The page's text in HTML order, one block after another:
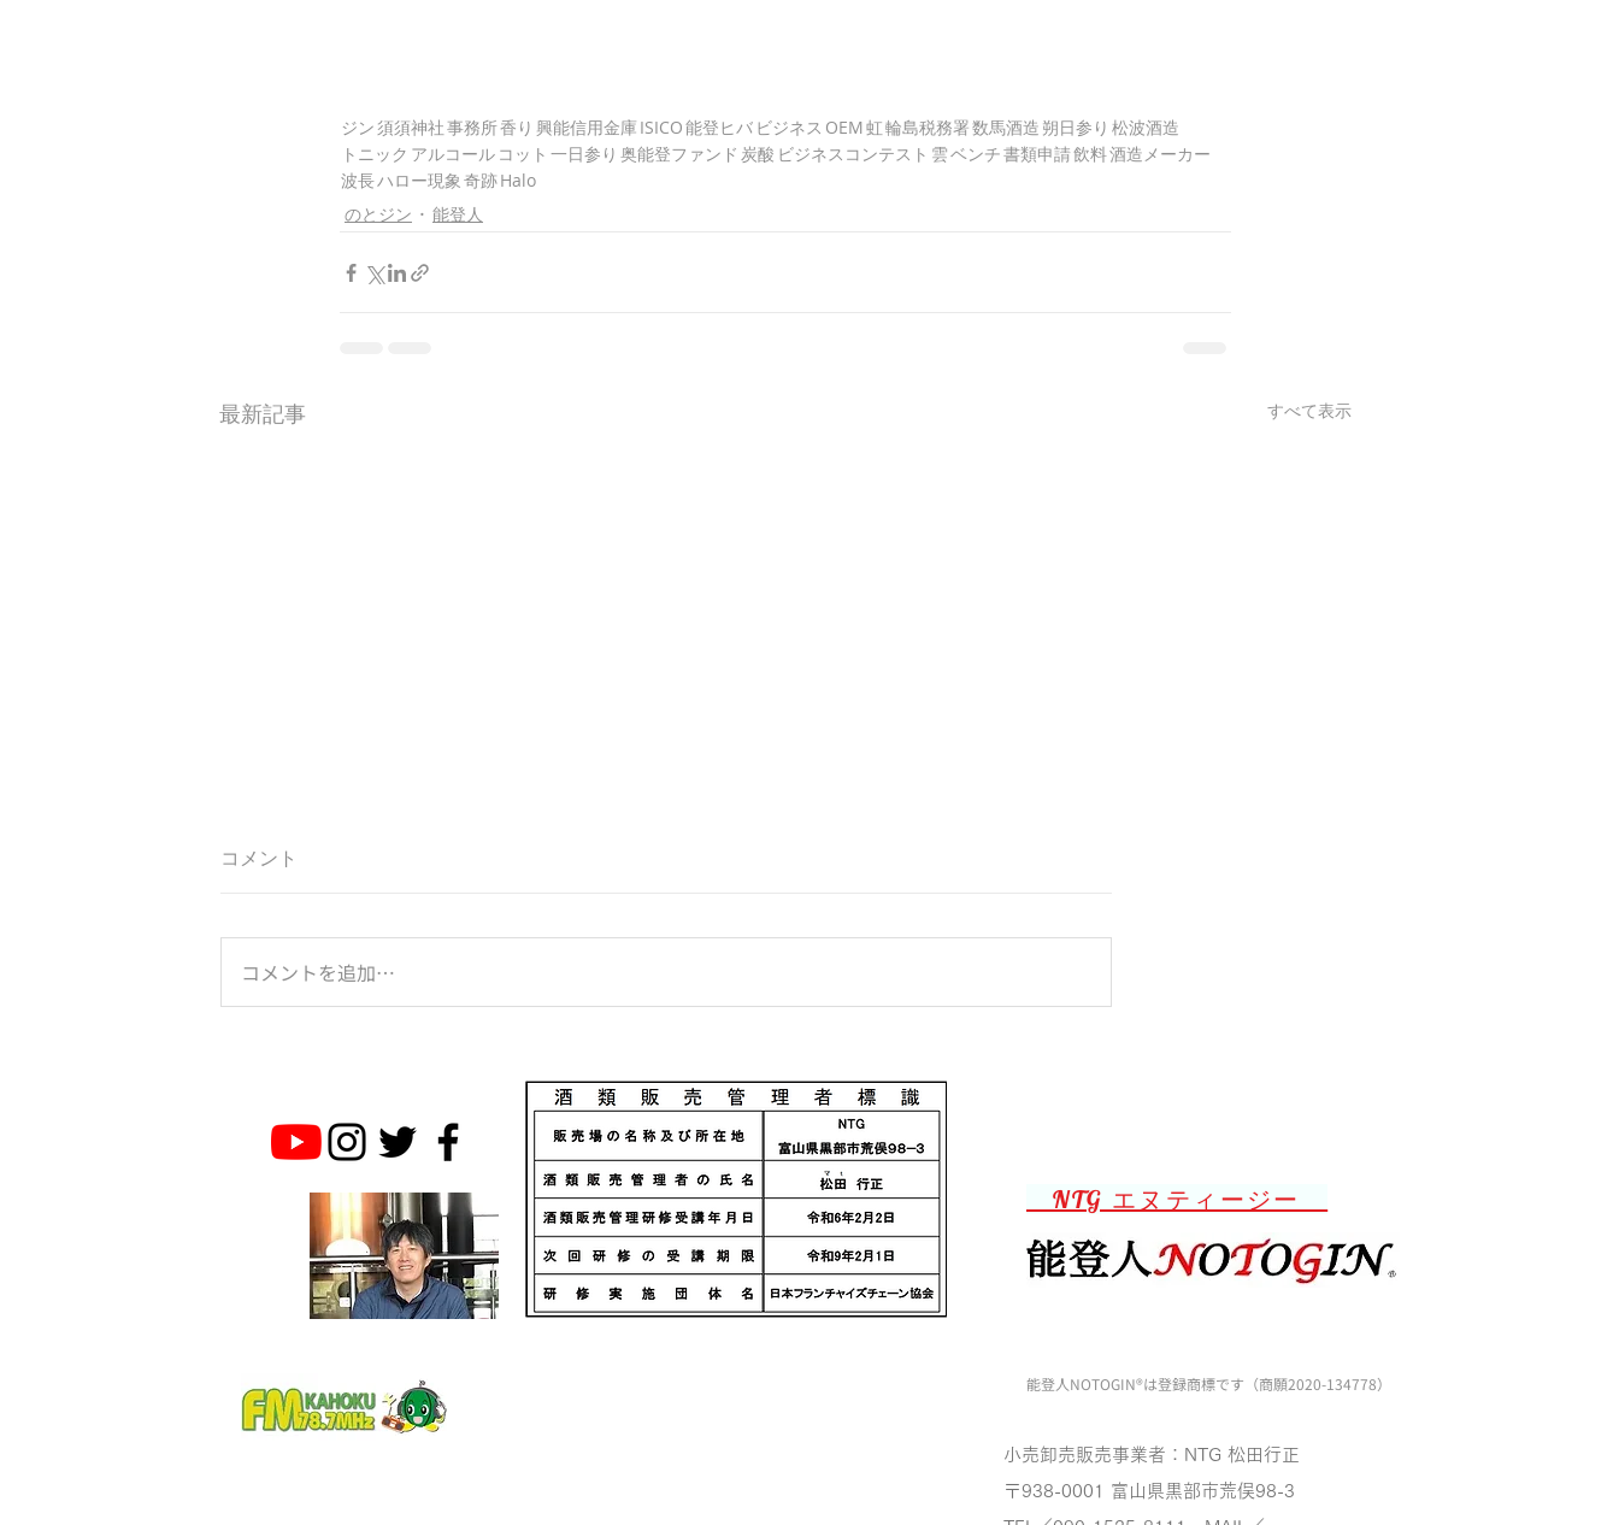
ジン 須須神社事務所香り 興能信用金庫ISICO能登ヒバ ビジネス OEM虹輪島税務署数馬酒造 朔日参り 松波酒造
トニック アルコール コット 一日参り 奥能登ファンド 炭酸 ビジネスコンテスト 雲ベンチ書類申請飲料酒造メーカー
波長ハロー現象奇跡Halo
のとジン
能登人
最新記事 すべて表示
コメント
コメントを追加…
NTG エヌティージー
能登人NOTOGIN®️は登録商標です（商願2020-134778）
小売卸売販売事業者：NTG 松田行正
〒938-0001 富山県黒部市荒俣98-3